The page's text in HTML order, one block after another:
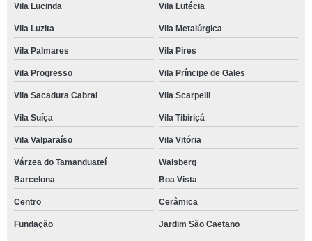
Vila Lucinda Vila Lutécia
Vila Luzita Vila Metalúrgica
Vila Palmares Vila Pires
Vila Progresso Vila Príncipe de Gales
Vila Sacadura Cabral Vila Scarpelli
Vila Suíça Vila Tibiriçá
Vila Valparaíso Vila Vitória
Várzea do Tamanduateí
Waisberg
Barcelona
Boa Vista
Centro Cerâmica
Fundação Jardim São Caetano